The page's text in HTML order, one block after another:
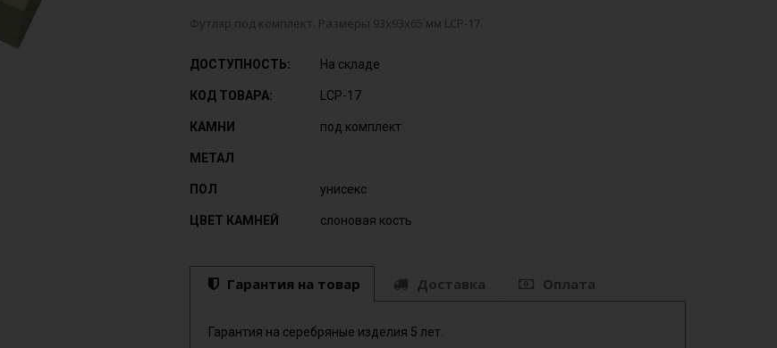
Футляр под комплект. Размеры 93х93х65 мм LCP-17
ДОСТУПНОСТЬ: На складе
КОД ТОВАРА: LCP-17
КАМНИ под комплект
МЕТАЛ
ПОЛ унисекс
ЦВЕТ КАМНЕЙ слоновая кость
Гарантия на товар Доставка Оплата
Гарантия на серебряные изделия 5 лет.